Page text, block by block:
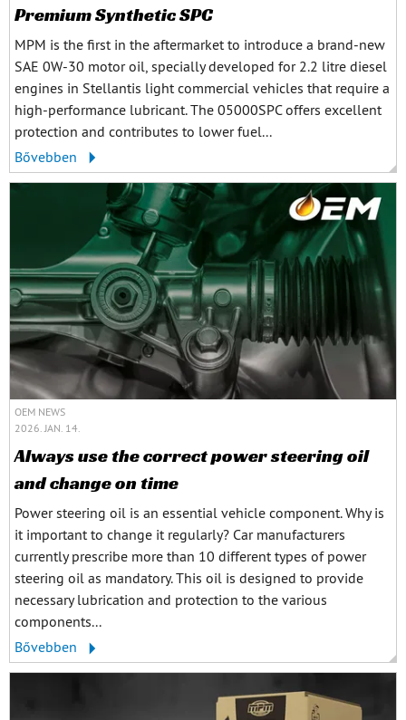
Premium Synthetic SPC
MPM is the first in the aftermarket to introduce a brand-new
SAE 0W-30 motor oil, specially developed for 2.2 litre diesel
engines in Stellantis light commercial vehicles that require a
high-performance lubricant. The 05000SPC offers excellent
protection and contributes to lower fuel...
Bővebben
OEM NEWS
2026. JAN. 14.
Always use the correct power steering oil
and change on time
Power steering oil is an essential vehicle component. Why is
it important to change it regularly? Car manufacturers
currently prescribe more than 10 different types of power
steering oil as mandatory. This oil is designed to provide
necessary lubrication and protection to the various
components...
Bővebben